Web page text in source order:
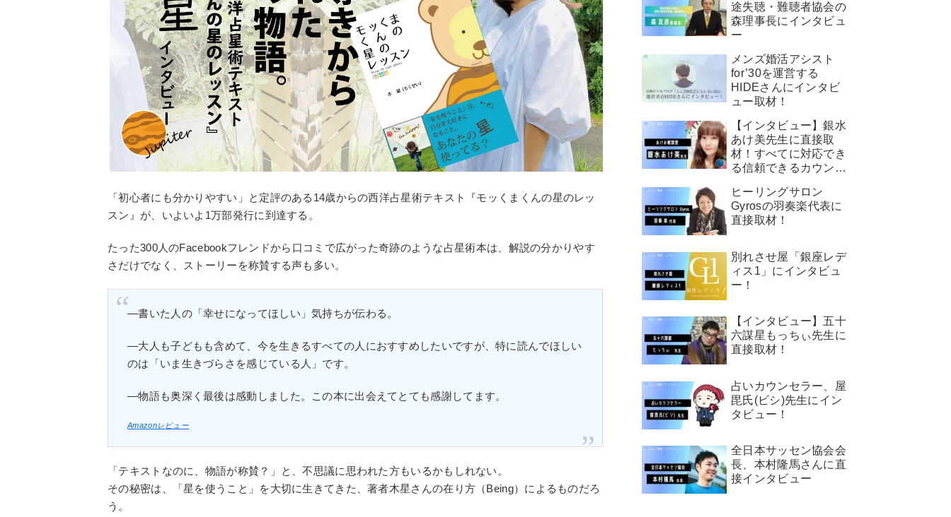
「初心者にも分かりやすい」と定評のある14歳からの西洋占星術テキスト『モッくまくんの星のレッ
スン』が、いよいよ1万部発行に到達する。
たった300人のFacebookフレンドから口コミで広がった奇跡のような占星術本は、解説の分かりやす
さだけでなく、ストーリーを称賛する声も多い。
―書いた人の「幸せになってほしい」気持ちが伝わる。
―大人も子どもも含めて、今を生きるすべての人におすすめしたいですが、特に読んでほしい
のは「いま生きづらさを感じている人」です。
―物語も奥深く最後は感動しました。この本に出会えてとても感謝してます。
Amazonレビュー
「テキストなのに、物語が称賛？」と、不思議に思われた方もいるかもしれない。
その秘密は、「星を使うこと」を大切に生きてきた、著者木星さんの在り方（Being）によるものだろ
う。
途失聴・難聴者協会の
森理事長にインタビュ
ー
メンズ婚活アシスト
for’30を運営する
HIDEさんにインタビ
ュー取材！
【インタビュー】銀水
あけ美先生に直接取
材！すべてに対応でき
る信頼できるカウンセ
ヒーリングサロン
Gyrosの羽奏楽代表に
直接取材！
別れさせ屋「銀座レデ
ィス1」にインタビュ
ー！
【インタビュー】五十
六謀星もっちぃ先生に
直接取材！
占いカウンセラー、屋
毘氏(ビシ)先生にイン
タビュー！
全日本サッセン協会会
長、本村隆馬さんに直
接インタビュー